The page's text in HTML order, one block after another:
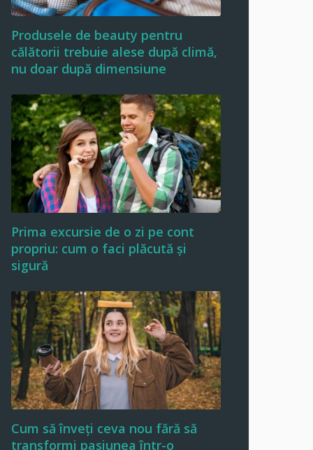
Produsele de beauty pentru
călătorii trebuie alese după climă,
nu doar după dimensiune
Prima excursie de o zi pe cont
propriu: cum o faci plăcută și
sigură
Cum să înveți ceva nou fără să
transformi pasiunea într-o